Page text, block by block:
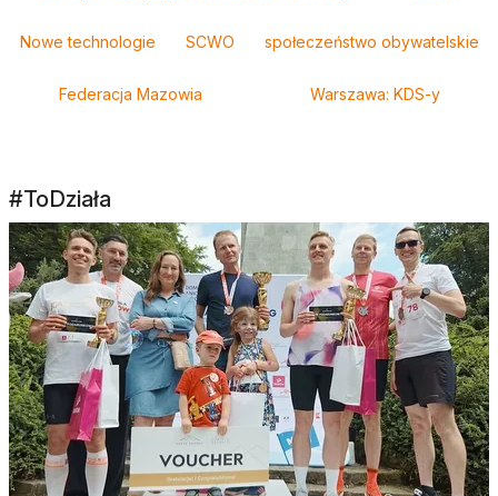
Nowe technologie SCWO społeczeństwo obywatelskie
Federacja Mazowia Warszawa: KDS-y
#ToDziała